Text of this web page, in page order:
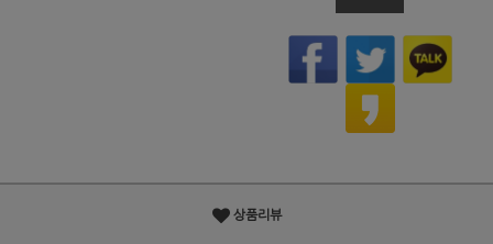
상품리뷰